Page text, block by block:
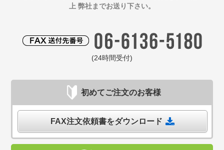
上 弊社までお送り下さい。
(24時間受付)
初めてご注文のお客様
FAX注文依頼書をダウンロード